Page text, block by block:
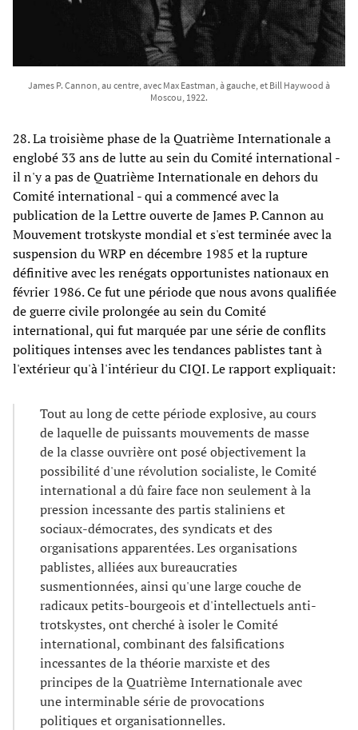
James P. Cannon, au centre, avec Max Eastman, à gauche, et Bill Haywood à
Moscou, 1922.
28. La troisième phase de la Quatrième Internationale a
englobé 33 ans de lutte au sein du Comité international -
il n'y a pas de Quatrième Internationale en dehors du
Comité international - qui a commencé avec la
publication de la Lettre ouverte de James P. Cannon au
Mouvement trotskyste mondial et s'est terminée avec la
suspension du WRP en décembre 1985 et la rupture
définitive avec les renégats opportunistes nationaux en
février 1986. Ce fut une période que nous avons qualifiée
de guerre civile prolongée au sein du Comité
international, qui fut marquée par une série de conflits
politiques intenses avec les tendances pablistes tant à
l'extérieur qu'à l'intérieur du CIQI. Le rapport expliquait:
Tout au long de cette période explosive, au cours
de laquelle de puissants mouvements de masse
de la classe ouvrière ont posé objectivement la
possibilité d'une révolution socialiste, le Comité
international a dû faire face non seulement à la
pression incessante des partis staliniens et
sociaux-démocrates, des syndicats et des
organisations apparentées. Les organisations
pablistes, alliées aux bureaucraties
susmentionnées, ainsi qu'une large couche de
radicaux petits-bourgeois et d'intellectuels anti-
trotskystes, ont cherché à isoler le Comité
international, combinant des falsifications
incessantes de la théorie marxiste et des
principes de la Quatrième Internationale avec
une interminable série de provocations
politiques et organisationnelles.